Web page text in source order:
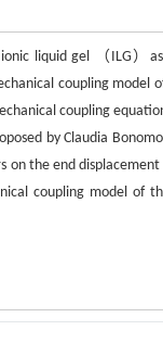
liquid gel （ILG）
coupling
coupling
by Claudia
the end
coupling model of